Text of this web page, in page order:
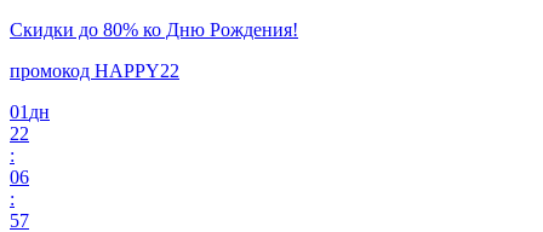
Скидки до 80% ко Дню Рождения!
промокод HAPPY22
01 дн
22
:
06
:
57